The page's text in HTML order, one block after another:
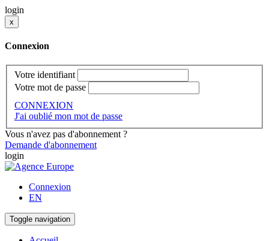
login
x
Connexion
Votre identifiant
Votre mot de passe
CONNEXION
J'ai oublié mon mot de passe
Vous n'avez pas d'abonnement ?
Demande d'abonnement
login
Connexion
EN
Toggle navigation